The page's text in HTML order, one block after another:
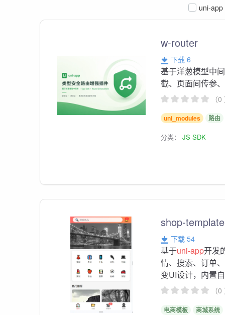
uni-app
w-router
下载 6
基于洋葱模型中
截、页面间传参、
（
uni_modules 路由
分类：JS SDK
shop-template
下载 54
基于uni-app开发
情、搜索、订单
变UI设计，内置
（
电商模板 商城系统